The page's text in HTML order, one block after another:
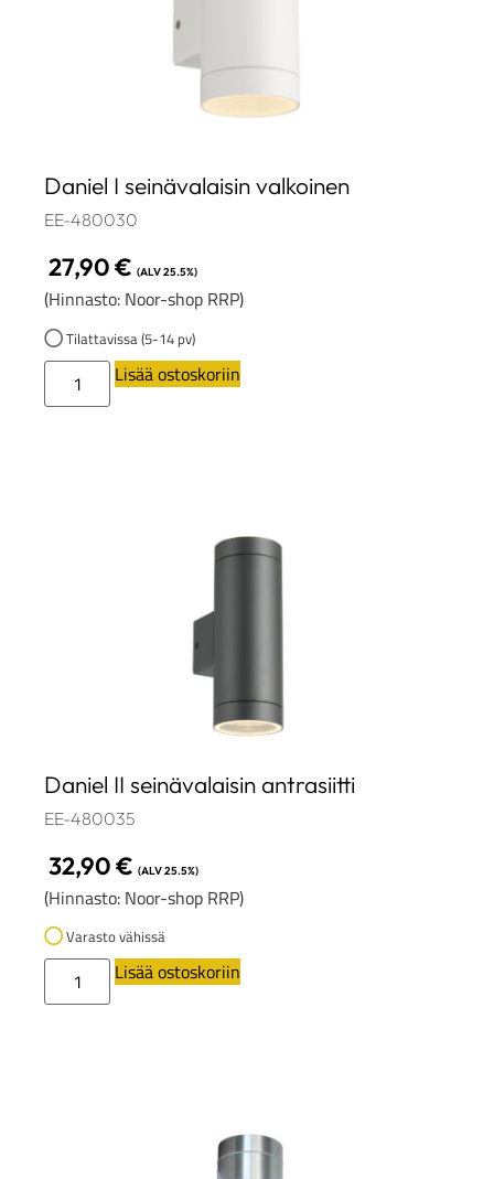
Daniel I seinävalaisin valkoinen
EE-480030
27,90€ (ALV 25.5%)
(Hinnasto: Noor-shop RRP)
Tilattavissa (5-14 pv)
Lisää ostoskoriin
Daniel II seinävalaisin antrasiitti
EE-480035
32,90€ (ALV 25.5%)
(Hinnasto: Noor-shop RRP)
Varasto vähissä
Lisää ostoskoriin